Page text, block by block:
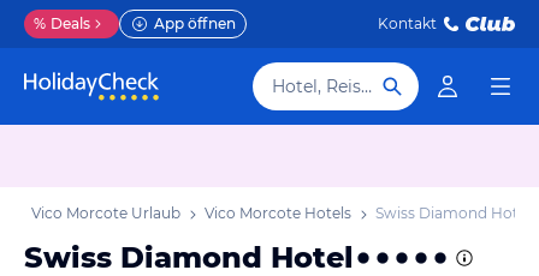
% Deals App öffnen Kontakt
Hotel, Reiseziel
Vico Morcote Urlaub Vico Morcote Hotels Swiss Diamond Hotel
Swiss Diamond Hotel